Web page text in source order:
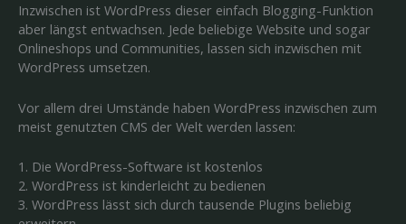
Inzwischen ist WordPress dieser einfach Blogging-Funktion
aber längst entwachsen. Jede beliebige Website und sogar
Onlineshops und Communities, lassen sich inzwischen mit
WordPress umsetzen.
Vor allem drei Umstände haben WordPress inzwischen zum
meist genutzten CMS der Welt werden lassen:
1. Die WordPress-Software ist kostenlos
2. WordPress ist kinderleicht zu bedienen
3. WordPress lässt sich durch tausende Plugins beliebig